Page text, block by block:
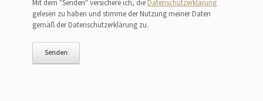
Mit dem "Senden" versichere ich, die Datenschutzerklärung
gelesen zu haben und stimme der Nutzung meiner Daten
gemäß der Datenschutzerklärung zu.